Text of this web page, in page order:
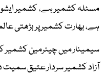
مسئلہ کشمیر ہے، کشمیر ایشو
ہے، بھارت کشمیر پر بڑھتی
سیمینار میں چیئرمین کشمیر
آزاد کشمیر سردار عتیق